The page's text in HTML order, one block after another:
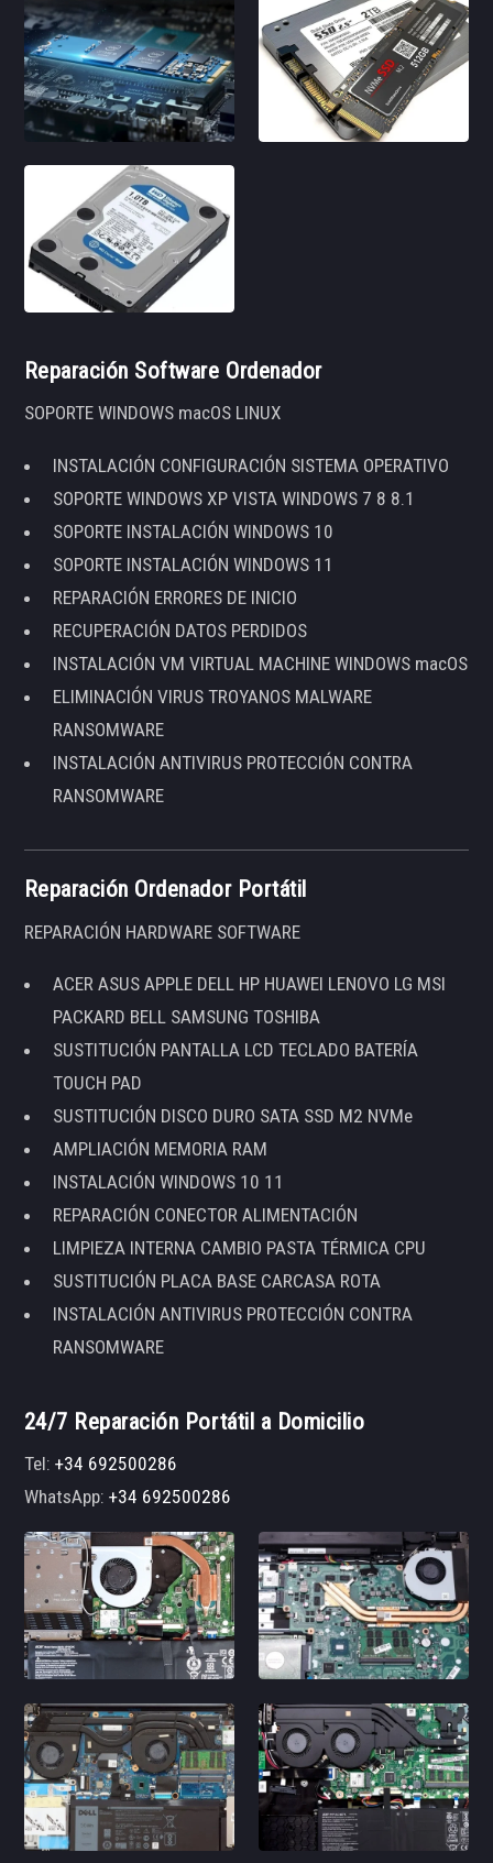
Reparación Software Ordenador
SOPORTE WINDOWS macOS LINUX
INSTALACIÓN CONFIGURACIÓN SISTEMA OPERATIVO
SOPORTE WINDOWS XP VISTA WINDOWS 7 8 8.1
SOPORTE INSTALACIÓN WINDOWS 10
SOPORTE INSTALACIÓN WINDOWS 11
REPARACIÓN ERRORES DE INICIO
RECUPERACIÓN DATOS PERDIDOS
INSTALACIÓN VM VIRTUAL MACHINE WINDOWS macOS
ELIMINACIÓN VIRUS TROYANOS MALWARE
RANSOMWARE
INSTALACIÓN ANTIVIRUS PROTECCIÓN CONTRA
RANSOMWARE
Reparación Ordenador Portátil
REPARACIÓN HARDWARE SOFTWARE
ACER ASUS APPLE DELL HP HUAWEI LENOVO LG MSI
PACKARD BELL SAMSUNG TOSHIBA
SUSTITUCIÓN PANTALLA LCD TECLADO BATERÍA
TOUCH PAD
SUSTITUCIÓN DISCO DURO SATA SSD M2 NVMe
AMPLIACIÓN MEMORIA RAM
INSTALACIÓN WINDOWS 10 11
REPARACIÓN CONECTOR ALIMENTACIÓN
LIMPIEZA INTERNA CAMBIO PASTA TÉRMICA CPU
SUSTITUCIÓN PLACA BASE CARCASA ROTA
INSTALACIÓN ANTIVIRUS PROTECCIÓN CONTRA
RANSOMWARE
24/7 Reparación Portátil a Domicilio
Tel:+34 692500286
WhatsApp:+34 692500286